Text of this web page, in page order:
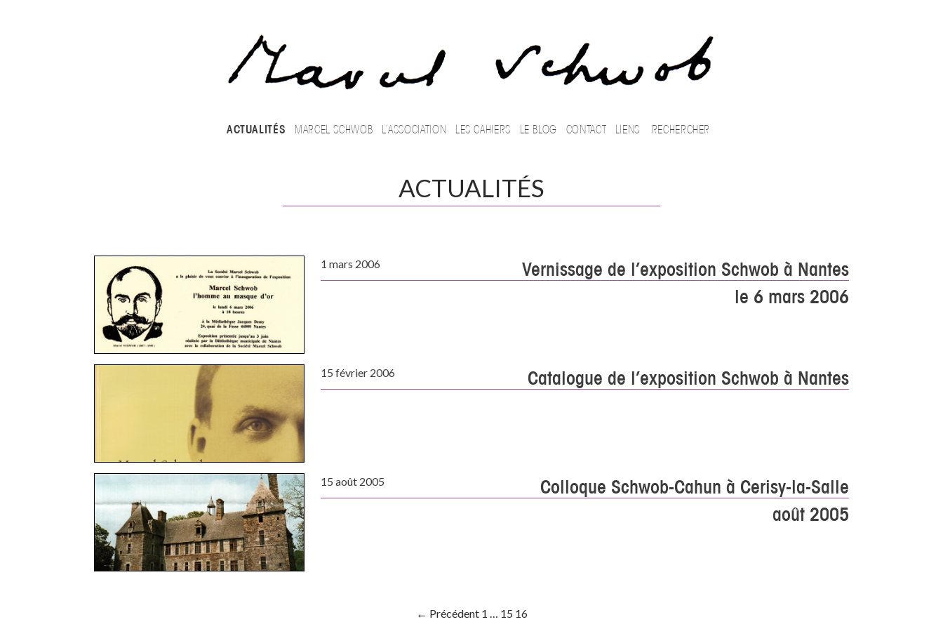
ALLER AU CONTENU PRINCIPAL
ACTUALITÉS MARCEL SCHWOB L’ASSOCIATION LES CAHIERS LE BLOG CONTACT LIENS
ACTUALITÉS
Vernissage de l’exposition Schwob à Nantes
le 6 mars 2006
1 mars 2006
Catalogue de l’exposition Schwob à Nantes
15 février 2006
Colloque Schwob-Cahun à Cerisy-la-Salle
août 2005
15 août 2005
← Précédent 1 … 15 16